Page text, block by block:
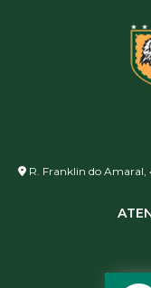
R. Franklin do Amaral,